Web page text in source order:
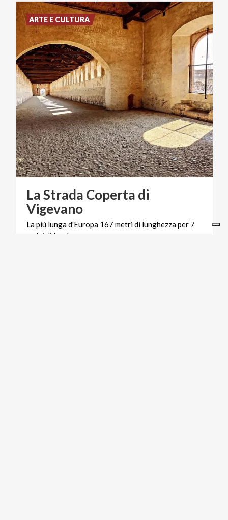
La Strada Coperta di
Vigevano
Lapiù lungad'Europa 167 metridi lunghezzaper 7
metri di larghezza
ARTE E CULTURA